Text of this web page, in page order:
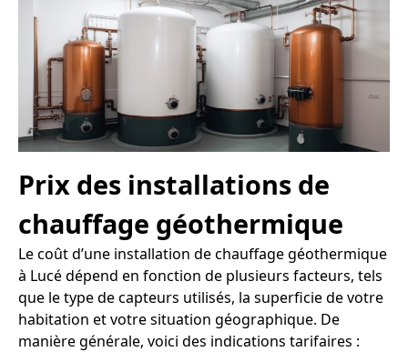
Prix des installations de
chauffage géothermique
Le coût d’une installation de chauffage géothermique
à Lucé dépend en fonction de plusieurs facteurs, tels
que le type de capteurs utilisés, la superficie de votre
habitation et votre situation géographique. De
manière générale, voici des indications tarifaires :